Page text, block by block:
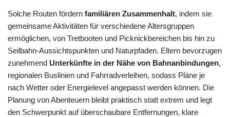
Solche Routen fördern familiären Zusammenhalt, indem sie
gemeinsame Aktivitäten für verschiedene Altersgruppen
ermöglichen, von Tretbooten und Picknickbereichen bis hin zu
Seilbahn-Aussichtspunkten und Naturpfaden. Eltern bevorzugen
zunehmend Unterkünfte in der Nähe von Bahnanbindungen,
regionalen Buslinien und Fahrradverleihen, sodass Pläne je
nach Wetter oder Energielevel angepasst werden können. Die
Planung von Abenteuern bleibt praktisch statt extrem und legt
den Schwerpunkt auf überschaubare Entfernungen, klare